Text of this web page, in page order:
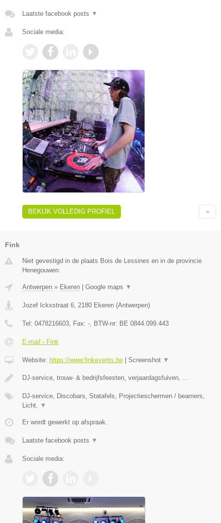
Laatste facebook posts ▼
Sociale media:
BEKIJK VOLLEDIG PROFIEL
Fink
Niet gevestigd in de plaats Bois de Lessines en in de provincie
Henegouwen.
Antwerpen » Ekeren Google maps ▼
Jozef Ickxstraat 6, 2180 Ekeren (Antwerpen)
Tel: 0478216603, Fax: -, BTW-nr: BE 0844.099.443
E-mail › Fink
Website: https://www.finkevents.be Screenshot ▼
DJ-service, trouw- & bedrijfsfeesten, verjaardagsfuiven, ...
DJ-service, Discobars, Statafels, Projectieschermen / beamers,
Licht, ▼
Er wordt gewerkt op afspraak.
Laatste facebook posts ▼
Sociale media: